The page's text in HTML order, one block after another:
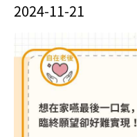
2024-11-21